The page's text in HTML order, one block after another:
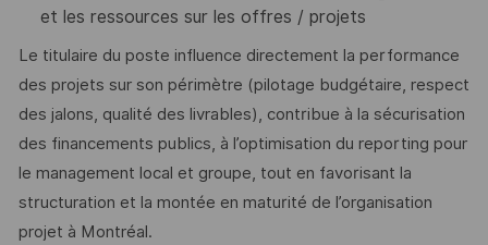
et les ressources sur les offres / projets
Le titulaire du poste influence directement la performance
des projets sur son périmètre (pilotage budgétaire, respect
des jalons, qualité des livrables), contribue à la sécurisation
des financements publics, à l’optimisation du reporting pour
le management local et groupe, tout en favorisant la
structuration et la montée en maturité de l’organisation
projet à Montréal.